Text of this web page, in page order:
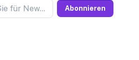
Abonnieren Sie für Newseller Abonnieren